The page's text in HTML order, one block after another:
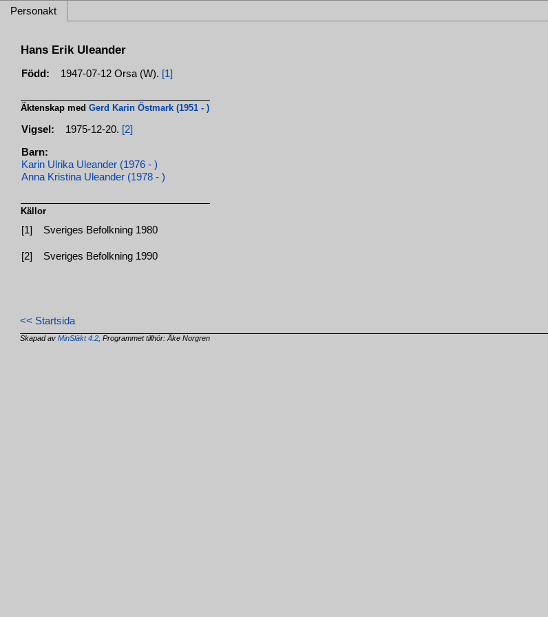
Personakt
Hans Erik Uleander
Född: 1947-07-12 Orsa (W). [1]
Äktenskap medGerd Karin Östmark (1951 - )
Vigsel: 1975-12-20. [2]
Barn:
Karin Ulrika Uleander (1976 - )
Anna Kristina Uleander (1978 - )
Källor
[1] Sveriges Befolkning 1980
[2] Sveriges Befolkning 1990
<< Startsida
Skapad avMinSläkt 4.2 , Programmet tillhör: Åke Norgren